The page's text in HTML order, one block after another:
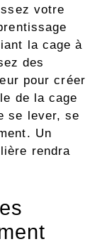
votre
la cage à
des
pour créer
de la cage
se lever, se
Un
rendra